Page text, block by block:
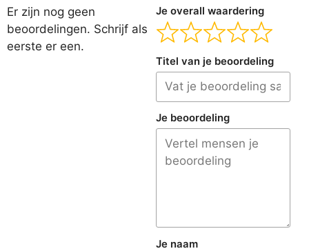
Er zijn nog geen
beoordelingen. Schrijf als
eerste er een.
Je overall waardering
Titel van je beoordeling
Je beoordeling
Je naam